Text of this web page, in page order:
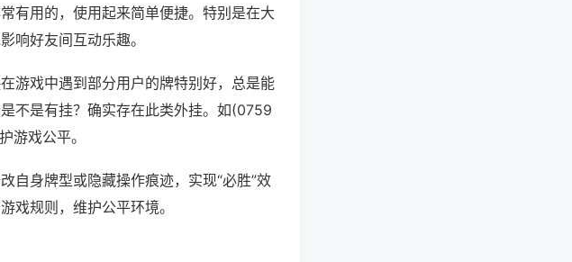
有用的，使用起来简单便捷。特别是在大
响好友间互动乐趣。
游戏中遇到部分用户的牌特别好，总是能
不是有挂？确实存在此类外挂。如(0759
游戏公平。
自身牌型或隐藏操作痕迹，实现“必胜”效
戏规则，维护公平环境。